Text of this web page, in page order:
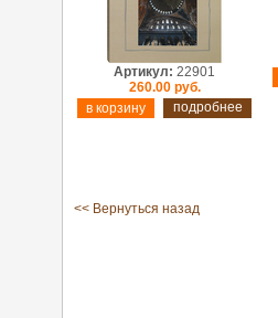
Артикул: 22901
260.00 руб.
подробнее
<< Вернуться назад